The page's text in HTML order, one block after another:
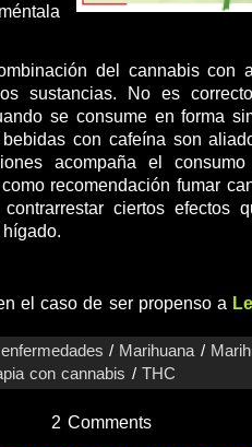
del cannabis con
sustancias. No es
se consume en forma
con cafeína son
acompaña el
recomendación fumar
ciertos efectos
el caso de ser propenso a
enfermedades / Marihuana /
con cannabis / THC
2 Comments